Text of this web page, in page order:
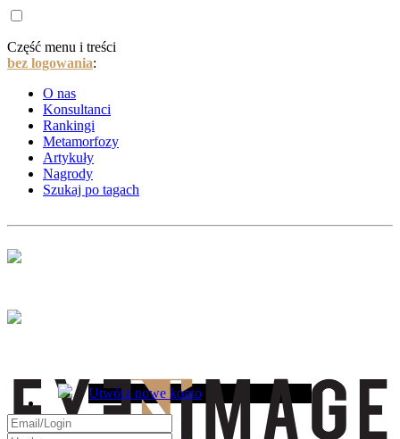
Część menu i treści
bez logowania:
O nas
Konsultanci
Rankingi
Metamorfozy
Artykuły
Nagrody
Szukaj po tagach
Utwórz nowe konto